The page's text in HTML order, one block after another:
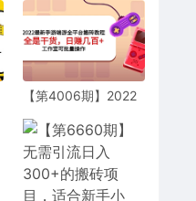
媒运营独立站搭建，
掌握选品流量，实现
高效出海
【第4006期】2022
搬砖教程，全是干
货，日赚几百+工作
室可批量操作